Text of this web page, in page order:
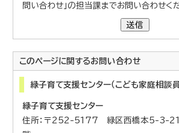
問い合わせ」の担当課までお問い合わせく
送信
このページに関するお問い合わせ
緑子育て支援センター（こども家庭相談員
緑子育て支援センター
住所：〒252-5177 緑区西橋本5-3-